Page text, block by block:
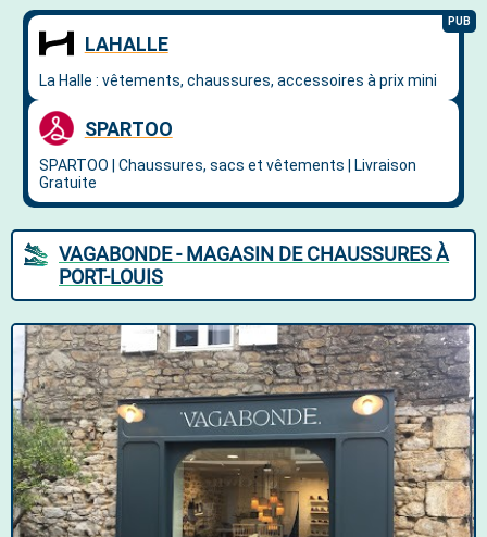
VAGABONDE - MAGASIN DE CHAUSSURES À
PORT-LOUIS